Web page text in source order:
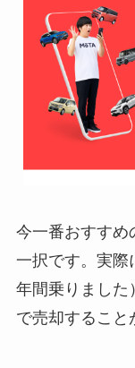
今一番おすすめ
一択です。実際
年間乗りました
で売却すること